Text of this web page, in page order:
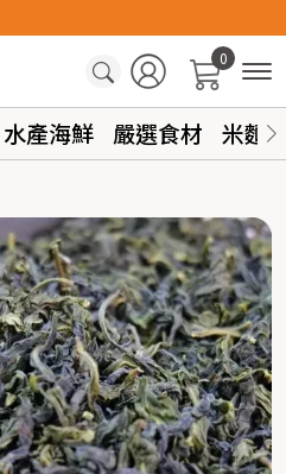
0
水產海鮮 嚴選食材 米麵